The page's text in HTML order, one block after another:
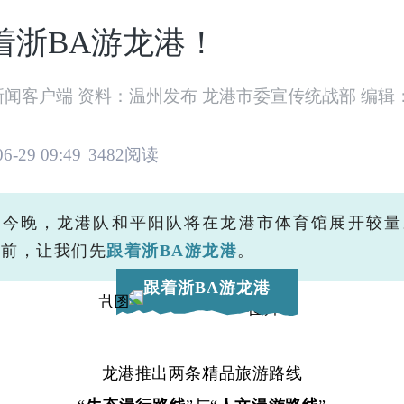
浙BA游龙港！
闻客户端 资料：温州发布 龙港市委宣传统战部 编辑
29 09:49 3482阅读
，龙港队和平阳队将在龙港市体育馆展开较量
，让我们先跟着浙BA游龙港。
跟着浙BA游龙港
龙港推出两条精品旅游路线